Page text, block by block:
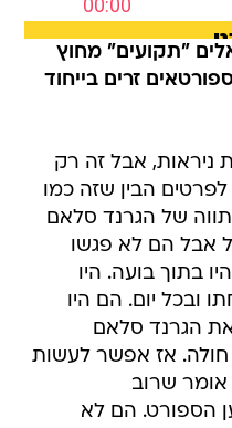
"תקועים" מחוץ
זרים בייחוד
ניראות, אבל זה רק
לפרטים הבין שזה כמו
של הגרנד סלאם
אבל הם לא פגשו
בתוך בועה. היו
ובכל יום. הם היו
את הגרנד סלאם
אז אפשר לעשות
אומר שרוב
הספורט. הם לא